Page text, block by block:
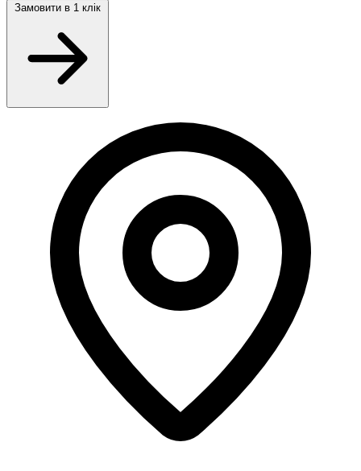
Замовити в 1 клік